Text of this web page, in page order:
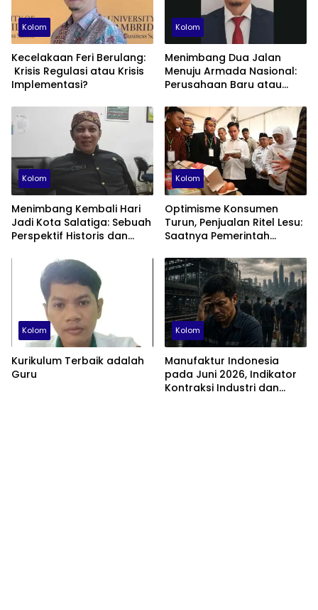
Kolom
Kecelakaan Feri Berulang:
Krisis Regulasi atau Krisis
Implementasi?
Kolom
Menimbang Dua Jalan
Menuju Armada Nasional:
Perusahaan Baru atau
Kolom
Menimbang Kembali Hari
Jadi Kota Salatiga: Sebuah
Perspektif Historis dan
Kolom
Optimisme Konsumen
Turun, Penjualan Ritel Lesu:
Saatnya Pemerintah
Fokus Membenahi Ekonomi
Domestik
Kolom
Kurikulum Terbaik adalah
Guru
Kolom
Manufaktur Indonesia
pada Juni 2026, Indikator
Kontraksi Industri dan